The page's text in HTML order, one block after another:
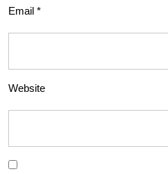
Email *
Website